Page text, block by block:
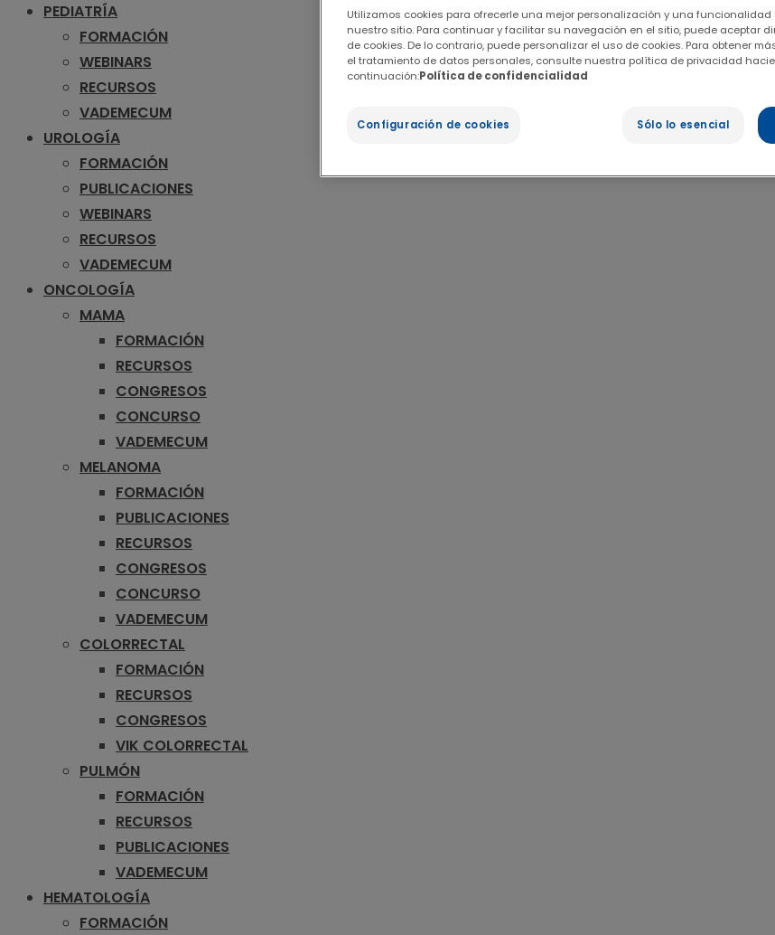
PEDIATRÍA
FORMACIÓN
WEBINARS
RECURSOS
VADEMECUM
UROLOGÍA
FORMACIÓN
PUBLICACIONES
WEBINARS
RECURSOS
VADEMECUM
ONCOLOGÍA
MAMA
FORMACIÓN
RECURSOS
CONGRESOS
CONCURSO
VADEMECUM
MELANOMA
FORMACIÓN
PUBLICACIONES
RECURSOS
CONGRESOS
CONCURSO
VADEMECUM
COLORRECTAL
FORMACIÓN
RECURSOS
CONGRESOS
VIK COLORRECTAL
PULMÓN
FORMACIÓN
RECURSOS
PUBLICACIONES
VADEMECUM
HEMATOLOGÍA
FORMACIÓN
Utilizamos cookies para ofrecerle una mejor personalización y una
nuestro sitio. Para continuar y facilitar su navegación en el sitio, puede aceptar
de cookies. De lo contrario, puede personalizar el uso de cookies. Para obtener
el tratamiento de datos personales, consulte nuestra política de privacidad
continuación:Política de confidencialidad
Configuración de cookies Sólo lo esencial